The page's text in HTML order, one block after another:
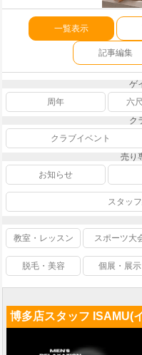
一覧表示
記事編集
ゲ
周年
六
ク
クラブイベント
売り
お知らせ
スタッ
教室・レッスン
スポーツ大
脱毛・美容 個展・展示
博多店スタッフ ISAMU(